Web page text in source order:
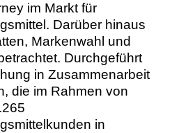
im Markt für
Darüber hinaus
Markenwahl und
Durchgeführt
in Zusammenarbeit
die im Rahmen von
in